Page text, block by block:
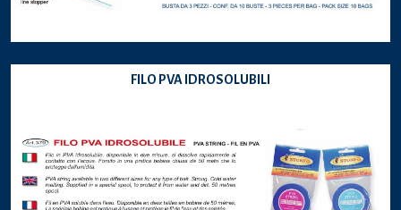
FILO PVA IDROSOLUBILI